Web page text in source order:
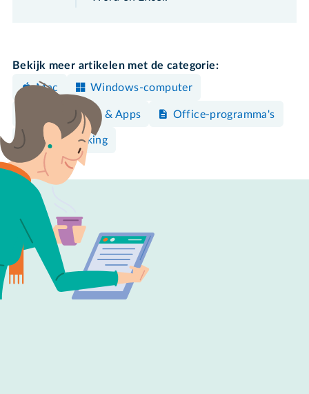
Bekijk meer artikelen met de categorie:
Mac
Windows-computer
Programma's & Apps Office-programma's
Tekstverwerking